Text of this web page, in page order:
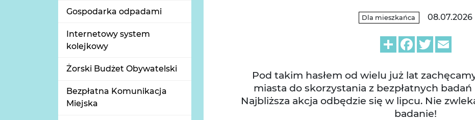
Gospodarka odpadami
Internetowy system
kolejkowy
Żorski Budżet Obywatelski
Bezpłatna Komunikacja
Miejska
Dla mieszkańca 08.07.2026
ShareFacebook
Twitter
Pod takim hasłem od wielu już lat
miasta do skorzystania z bezpłatnych
Najbliższa akcja odbędzie się w lipcu. Nie
badanie!